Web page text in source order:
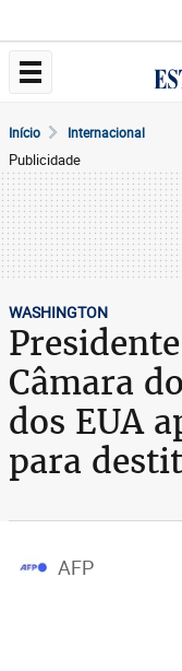
Início Internacional
Publicidade
WASHINGTON
Câmara
dos EUA
para
AFP